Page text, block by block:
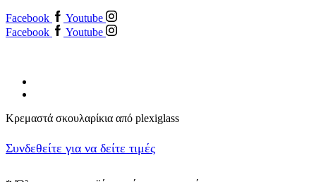
Facebook
Youtube
Facebook
Youtube
Kρεμαστά σκουλαρίκια από plexiglass
Συνδεθείτε για να δείτε τιμές